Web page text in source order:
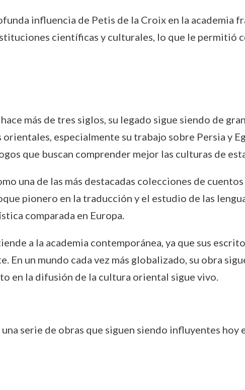
influencia de Petis de la Croix en la academia
científicas y culturales, lo que le permitió
más de tres siglos, su legado sigue siendo de
especialmente su trabajo sobre Persia y
que buscan comprender mejor las culturas de
una de las más destacadas colecciones de
pionero en la traducción y el estudio de las
comparada en Europa.
a la academia contemporánea, ya que sus
En un mundo cada vez más globalizado, su obra
en la difusión de la cultura oriental sigue vivo.
serie de obras que siguen siendo influyentes hoy